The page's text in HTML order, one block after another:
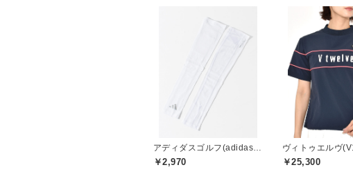
￥2,970
ヴィトゥエルヴ
￥25,300